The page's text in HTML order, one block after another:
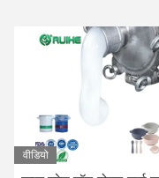
वीडियो